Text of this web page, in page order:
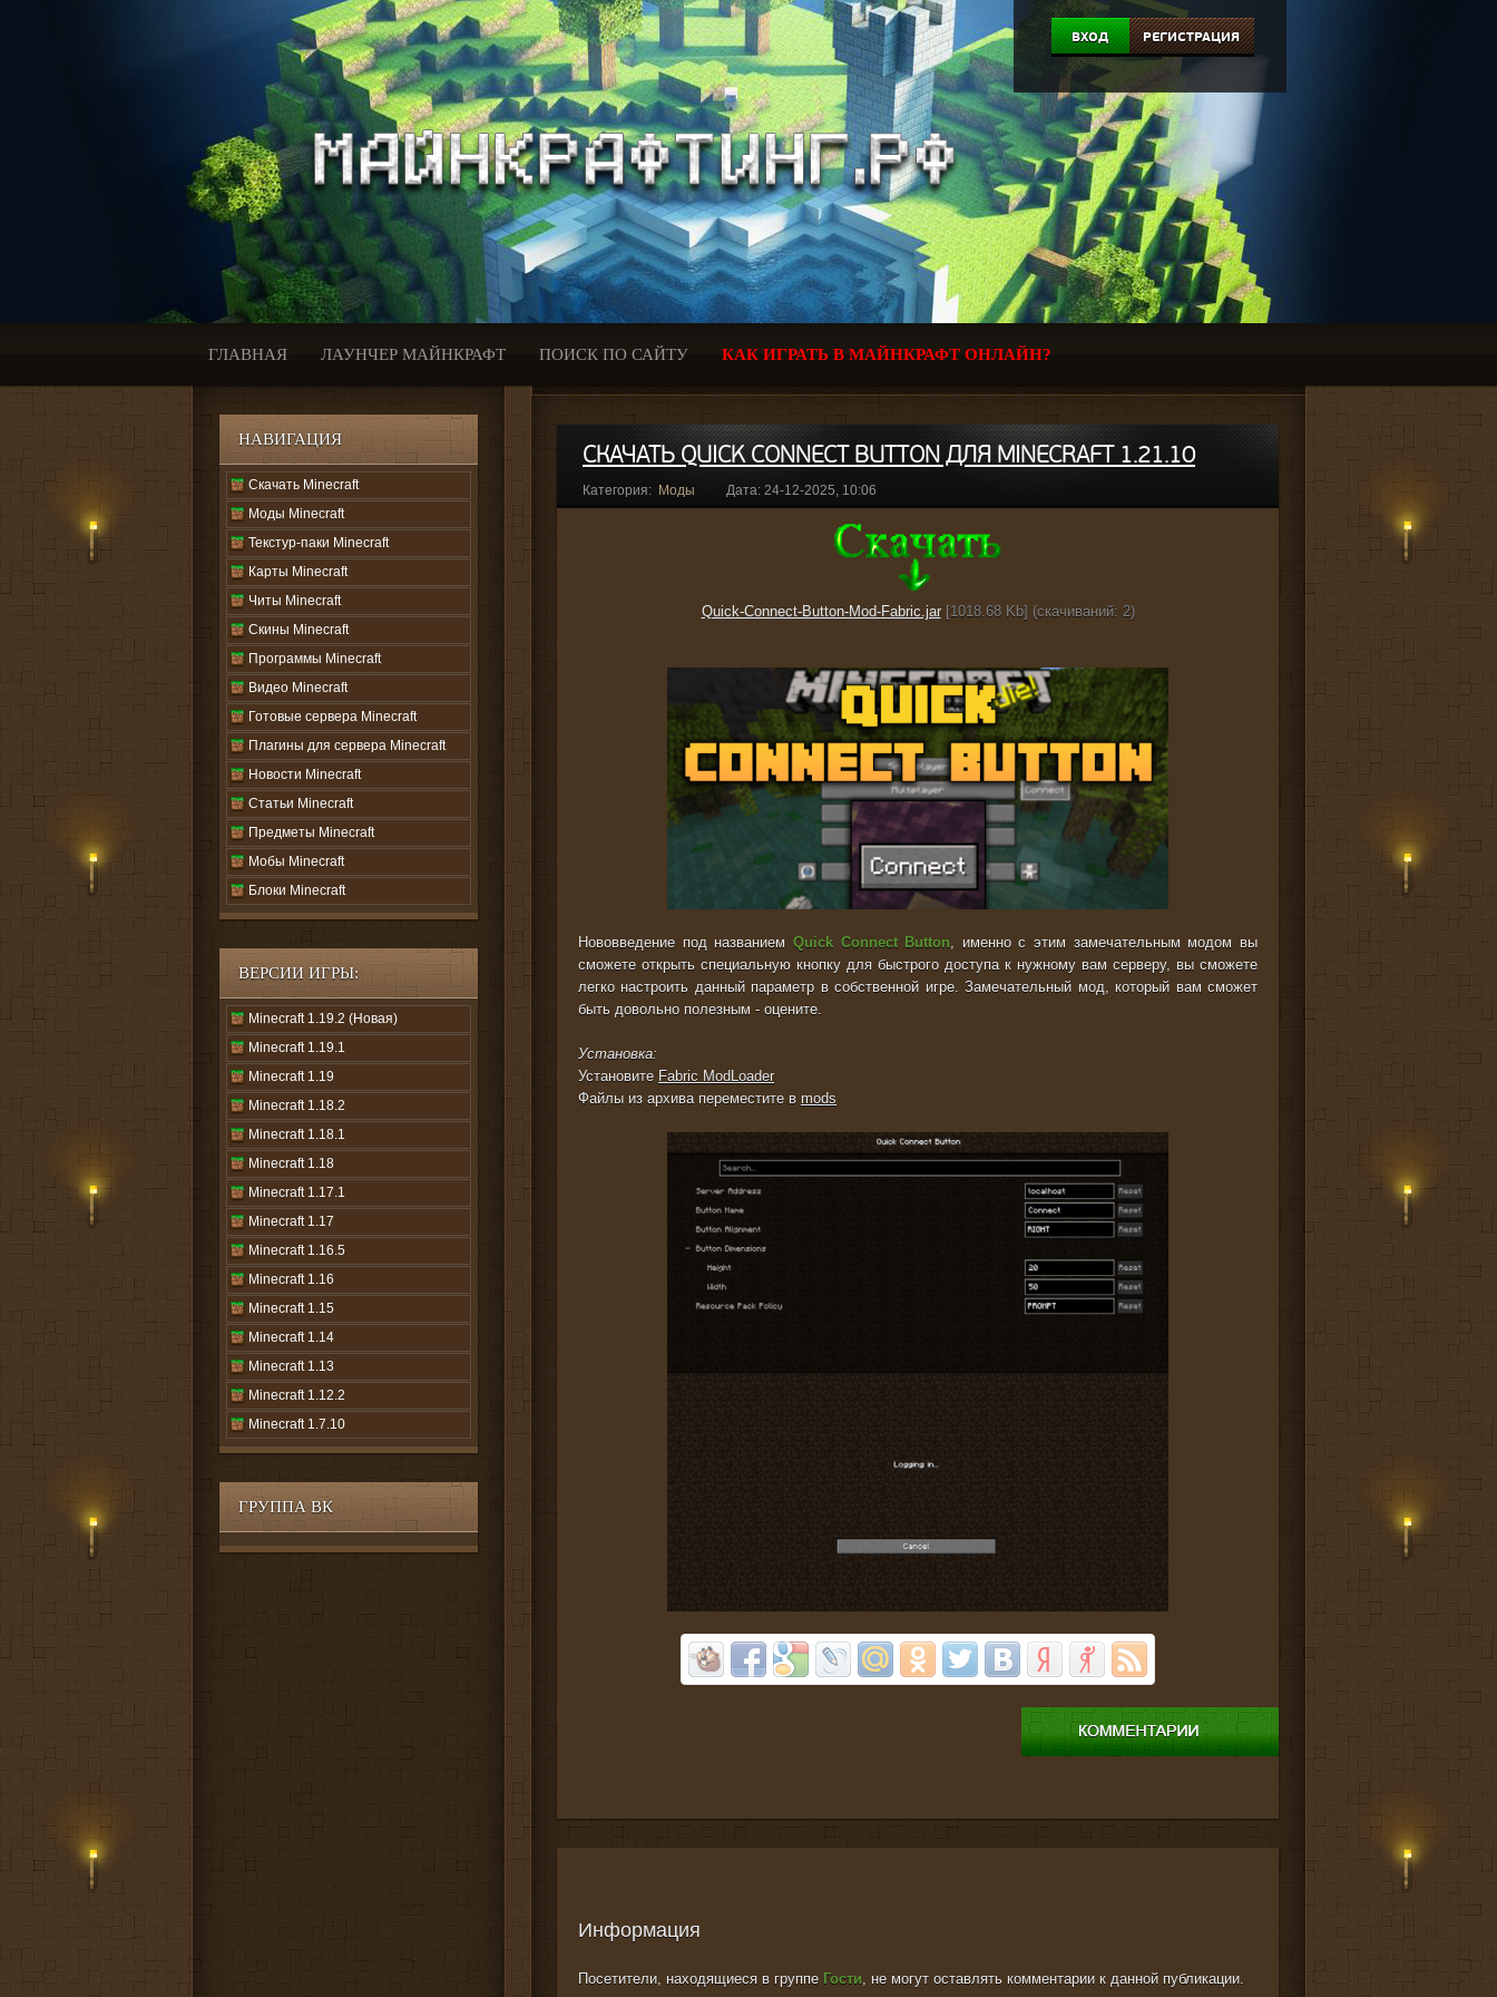
ВХОД РЕГИСТРАЦИЯ
ГЛАВНАЯ ЛАУНЧЕР МАЙНКРАФТ ПОИСК ПО САЙТУ КАК ИГРАТЬ В МАЙНКРАФТ ОНЛАЙН?
НАВИГАЦИЯ
Скачать Minecraft
Моды Minecraft
Текстур-паки Minecraft
Карты Minecraft
Читы Minecraft
Скины Minecraft
Программы Minecraft
Видео Minecraft
Готовые сервера Minecraft
Плагины для сервера Minecraft
Новости Minecraft
Статьи Minecraft
Предметы Minecraft
Мобы Minecraft
Блоки Minecraft
ВЕРСИИ ИГРЫ:
Minecraft 1.19.2 (Новая)
Minecraft 1.19.1
Minecraft 1.19
Minecraft 1.18.2
Minecraft 1.18.1
Minecraft 1.18
Minecraft 1.17.1
Minecraft 1.17
Minecraft 1.16.5
Minecraft 1.16
Minecraft 1.15
Minecraft 1.14
Minecraft 1.13
Minecraft 1.12.2
Minecraft 1.7.10
ГРУППА ВК
СКАЧАТЬ QUICK CONNECT BUTTON ДЛЯ MINECRAFT 1.21.10
Категория: Моды Дата: 24-12-2025, 10:06
Quick-Connect-Button-Mod-Fabric.jar[1018.68 Kb] (cкачиваний: 2)
Нововведение под названием Quick Connect Button, именно с этим замечательным модом вы
сможете открыть специальную кнопку для быстрого доступа к нужному вам серверу, вы сможете
легко настроить данный параметр в собственной игре. Замечательный мод, который вам сможет
быть довольно полезным - оцените.
Установка:
Установите Fabric ModLoader
Файлы из архива переместите в mods
Информация
Посетители, находящиеся в группе Гости, не могут оставлять комментарии к данной публикации.